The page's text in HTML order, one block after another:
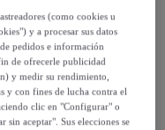
BEIGE Y AZUL
(como cookies u
y a procesar sus datos
pedidos e información
de ofrecerle publicidad
y medir su rendimiento,
y con fines de lucha contra el
clic en "Configurar" o
aceptar". Sus elecciones se